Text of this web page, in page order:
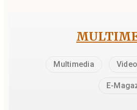
Multimedia Video
E-